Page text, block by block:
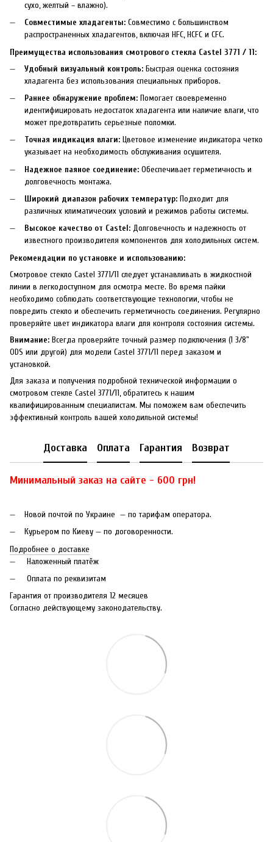
сухо, желтый – влажно).
Совместимые хладагенты: Совместимо с большинством
распространенных хладагентов, включая HFC, HCFC и CFC.
Преимущества использования смотрового стекла Castel 3771 / 11:
Удобный визуальный контроль: Быстрая оценка состояния
хладагента без использования специальных приборов.
Раннее обнаружение проблем: Помогает своевременно
идентифицировать недостаток хладагента или наличие влаги, что
может предотвратить серьезные поломки.
Точная индикация влаги: Цветовое изменение индикатора четко
указывает на необходимость обслуживания осушителя.
Надежное паяное соединение: Обеспечивает герметичность и
долговечность монтажа.
Широкий диапазон рабочих температур: Подходит для
различных климатических условий и режимов работы системы.
Высокое качество от Castel: Долговечность и надежность от
известного производителя компонентов для холодильных систем.
Рекомендации по установке и использованию:
Смотровое стекло Castel 3771/11 следует устанавливать в жидкостной
линии в легкодоступном для осмотра месте. Во время пайки
необходимо соблюдать соответствующие технологии, чтобы не
повредить стекло и обеспечить герметичность соединения. Регулярно
проверяйте цвет индикатора влаги для контроля состояния системы.
Внимание: Всегда проверяйте точный размер подключения (1 3/8"
ODS или другой) для модели Castel 3771/11 перед заказом и
установкой.
Для заказа и получения подробной технической информации о
смотровом стекле Castel 3771/11, обратитесь к нашим
квалифицированным специалистам. Мы поможем вам обеспечить
эффективный контроль вашей холодильной системы!
Доставка Оплата Гарантия Возврат
Минимальный заказ на сайте - 600 грн!
Новой почтой по Украине — по тарифам оператора.
Курьером по Киеву — по договоренности.
Подробнее о доставке
Наложенный платёж
Оплата по реквизитам
Гарантия от производителя 12 месяцев
Согласно действующему законодательству.